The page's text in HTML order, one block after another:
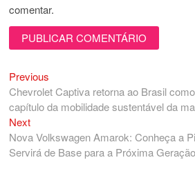
comentar.
Navegação
de
Post
Previous
post:
Chevrolet Captiva retorna ao Brasil
capítulo da mobilidade sustentável da
NextNext
post:
Nova Volkswagen Amarok: Conheça a
Servirá de Base para a Próxima Geração